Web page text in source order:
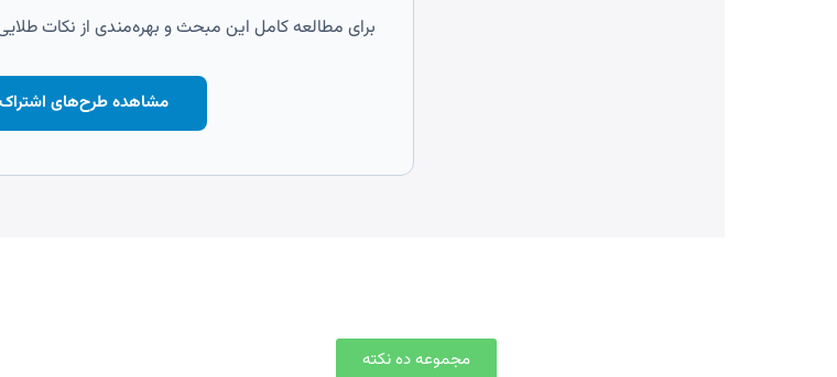
برای مطالعه کامل این مبحث و بهره‌مندی از نکات
مشاهده طرح‌های اشتراک
مجموعه ده نکته